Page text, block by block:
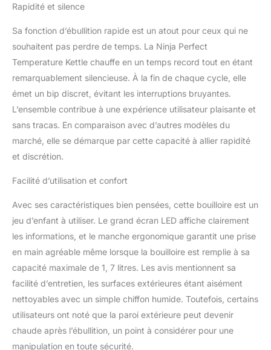
pour un nettoyage facile.
Sans BPA pour votre
tranquillité d'esprit
Comprend une bouilloire
Ninja Perfect
Temperature (prise
britannique) et une base
pivotante à 360 degrés.
Poids : 1,24 kg (total).
Couleur : acier
20,5 x 19 cm.
Rapidité et silence
Sa fonction d’ébullition rapide est un atout pour ceux qui ne
souhaitent pas perdre de temps. La Ninja Perfect
Temperature Kettle chauffe en un temps record tout en étant
remarquablement silencieuse. À la fin de chaque cycle, elle
émet un bip discret, évitant les interruptions bruyantes.
L’ensemble contribue à une expérience utilisateur plaisante et
sans tracas. En comparaison avec d’autres modèles du
marché, elle se démarque par cette capacité à allier rapidité
et discrétion.
Facilité d’utilisation et confort
Avec ses caractéristiques bien pensées, cette bouilloire est un
jeu d’enfant à utiliser. Le grand écran LED affiche clairement
les informations, et le manche ergonomique garantit une prise
en main agréable même lorsque la bouilloire est remplie à sa
capacité maximale de 1, 7 litres. Les avis mentionnent sa
facilité d’entretien, les surfaces extérieures étant aisément
nettoyables avec un simple chiffon humide. Toutefois, certains
utilisateurs ont noté que la paroi extérieure peut devenir
chaude après l’ébullition, un point à considérer pour une
manipulation en toute sécurité.